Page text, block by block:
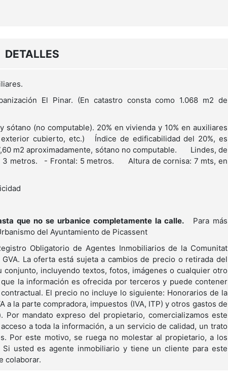
DETALLES
El Pinar. (En catastro consta como 1.068 m2 de
(no computable). 20% en vivienda y 10% en auxiliares
exterior cubierto, etc.) Índice de edificabilidad del 20%, es
m2 aproximadamente, sótano no computable. Lindes, de
3 metros. - Frontal: 5 metros. Altura de cornisa: 7 mts, en
que no se urbanice completamente la calle.
Para más
del Ayuntamiento de Picassent
Obligatorio de Agentes Inmobiliarios de la Comunitat
La oferta está sujeta a cambios de precio o retirada del
incluyendo textos, fotos, imágenes o cualquier otro
la información es ofrecida por terceros y puede contener
El precio no incluye lo siguiente: Honorarios de la
a la parte compradora, impuestos (IVA, ITP) y otros gastos de
Por mandato expreso del propietario, comercializamos este
a toda la información, a un servicio de calidad, un trato
Por este motivo, se ruega no molestar al propietario, a los
usted es agente inmobiliario y tiene un cliente para este
colaborar.